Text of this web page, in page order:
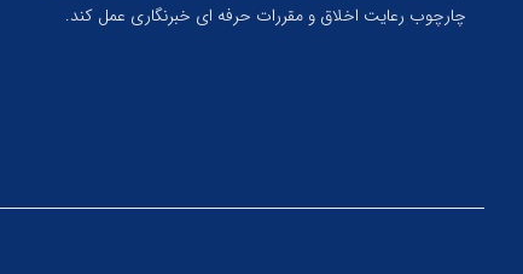
چارچوب رعایت اخلاق و مقررات حرفه ای خبرنگاری عمل کند.